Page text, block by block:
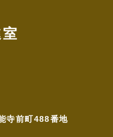
寺前町488番地